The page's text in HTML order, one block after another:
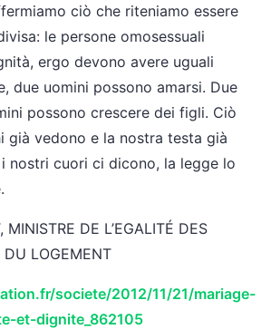
ciò che riteniamo essere
le persone omosessuali
ergo devono avere uguali
due uomini possono amarsi. Due
possono crescere dei figli. Ciò
già vedono e la nostra testa già
nostri cuori ci dicono, la legge lo
MINISTRE DE L’EGALITÉ DES
DU LOGEMENT
societe/2012/11/21/mariage-
et-dignite_862105